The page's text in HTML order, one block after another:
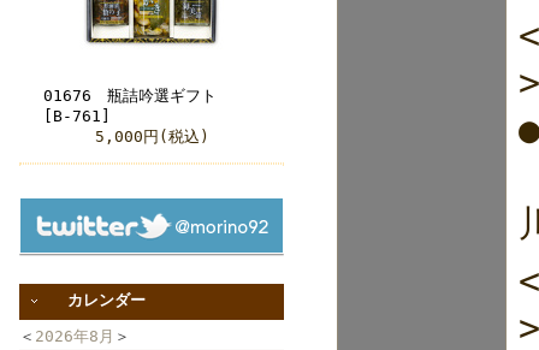
01676 瓶詰吟選ギフト
[B-761]
5,000円(税込)
カレンダー
＜ 2026年8月 ＞
>
>